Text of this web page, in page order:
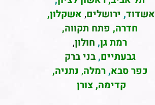
אשדוד, ירושלים, אשקלון,
חדרה, פתח תקווה,
רמת גן, חולון,
גבעתיים,בני ברק
כפר סבא,רמלה, נתניה,
קדימה, צורן